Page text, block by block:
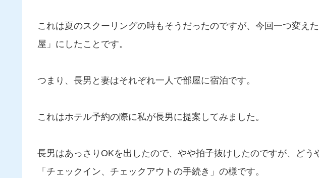
これは夏のスクーリングの時もそうだったのですが、今回一つ変え
屋」にしたことです。
つまり、長男と妻はそれぞれ一人で部屋に宿泊です。
これはホテル予約の際に私が長男に提案してみました。
長男はあっさりOKを出したので、やや拍子抜けしたのですが、どう
「チェックイン、チェックアウトの手続き」の様です。